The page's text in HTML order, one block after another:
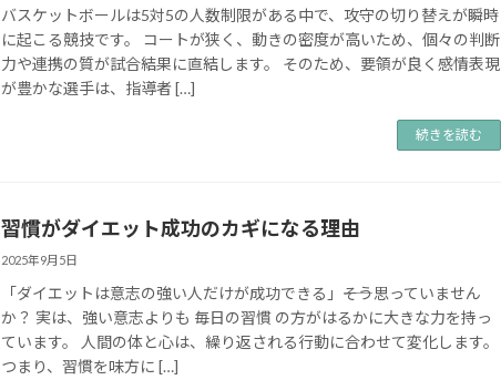
バスケットボールは5対5の人数制限がある中で、攻守の切り替えが瞬時
に起こる競技です。 コートが狭く、動きの密度が高いため、個々の判断
力や連携の質が試合結果に直結します。 そのため、要領が良く感情表現
が豊かな選手は、指導者 […]
続きを読む
習慣がダイエット成功のカギになる理由
2025年9月5日
「ダイエットは意志の強い人だけが成功できる」――そう思っていません
か？ 実は、強い意志よりも 毎日の習慣 の方がはるかに大きな力を持っ
ています。 人間の体と心は、繰り返される行動に合わせて変化します。
つまり、習慣を味方に […]